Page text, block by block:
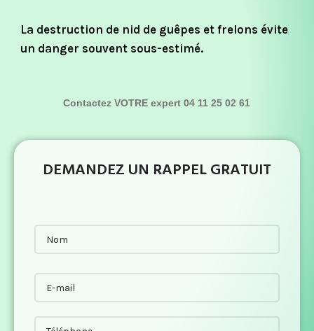
La destruction de nid de guêpes et frelons évite
un danger souvent sous-estimé.
Contactez VOTRE expert 04 11 25 02 61
DEMANDEZ UN RAPPEL GRATUIT